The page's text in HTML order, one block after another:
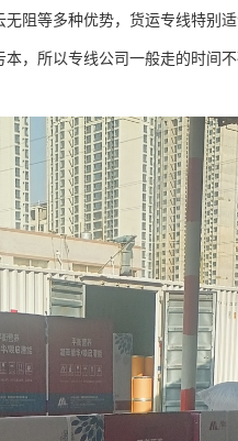
阻等多种优势，货运专线特别
，所以专线公司一般走的时间